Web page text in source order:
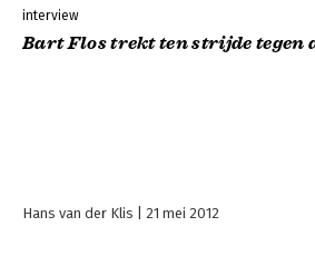
interview
Bart Flos trekt ten strijde tegen
Hans van der Klis 21 mei 2012